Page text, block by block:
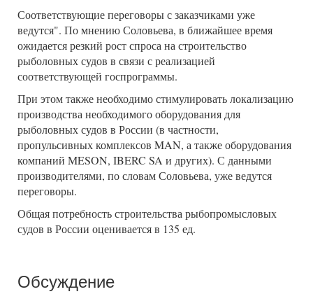
Соответствующие переговоры с заказчиками уже
ведутся". По мнению Соловьева, в ближайшее время
ожидается резкий рост спроса на строительство
рыболовных судов в связи с реализацией
соответствующей госпрограммы.
При этом также необходимо стимулировать локализацию
производства необходимого оборудования для
рыболовных судов в России (в частности,
пропульсивных комплексов MAN, а также оборудования
компаний MESON, IBERC SA и других). С данными
производителями, по словам Соловьева, уже ведутся
переговоры.
Общая потребность строительства рыбопромысловых
судов в России оценивается в 135 ед.
Обсуждение